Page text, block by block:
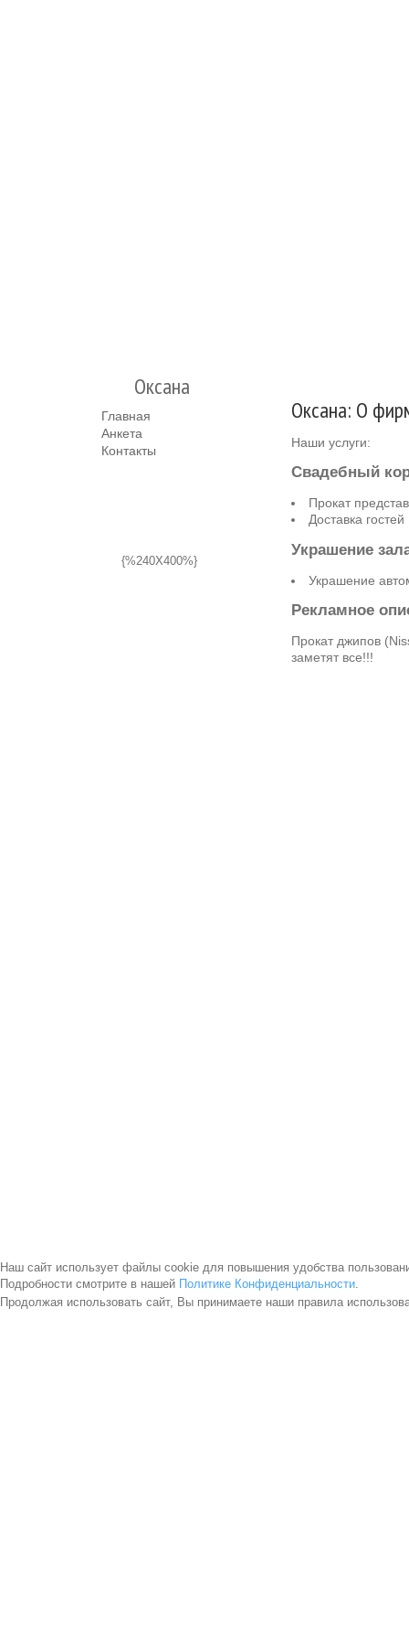
Оксана
Главная
Анкета
Контакты
{%240X400%}
Оксана: О
Наши услуги:
Свадебный
Прокат
Доставка гостей
Украшение
Украшение
Рекламное
Прокат джипов
заметят все!!!
Наш сайт использует файлы cookie для повышения удобства
Подробности смотрите в нашей Политике Конфиденциальности.
Продолжая использовать сайт, Вы принимаете наши правила